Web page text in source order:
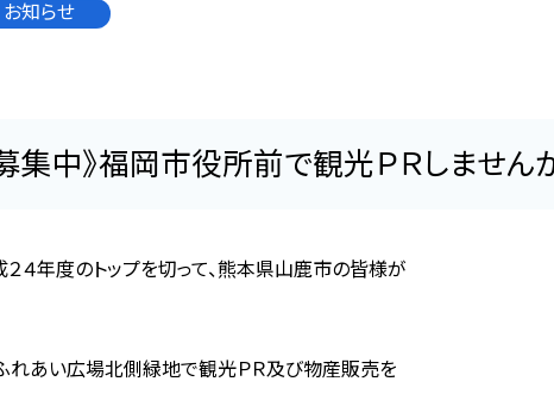
お知らせ
集中》福岡市役所前で観光ＰＲしませんか
２４年度のトップを切って、熊本県山鹿市の皆様が
れあい広場北側緑地で観光ＰＲ及び物産販売を